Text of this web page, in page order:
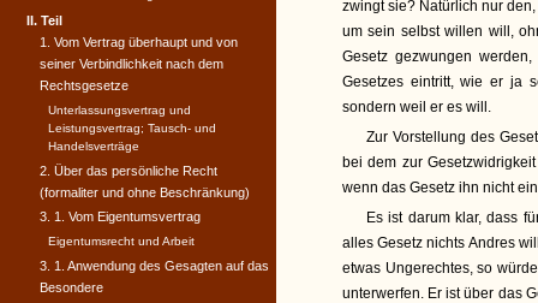
zwingt sie? Natürlich nur
um sein selbst willen will,
Gesetz gezwungen
Gesetzes eintritt, wie er ja
sondern weil er es will.
Zur Vorstellung des
bei dem zur
wenn das Gesetz ihn nicht
Es ist darum klar, dass
alles Gesetz nichts Andres
etwas Ungerechtes, so
unterwerfen. Er ist über das
II. Teil
1. Vom Vertrag überhaupt und von
seiner Verbindlichkeit nach dem
Rechtsgesetze
Unterlassungsvertrag und
Leistungsvertrag; Tausch- und
Handelsverträge
2. Über das persönliche Recht
(formaliter und ohne Beschränkung)
3. 1. Vom Eigentumsvertrag
Eigentumsrecht und Arbeit
3. 1. Anwendung des Gesagten auf das
Besondere